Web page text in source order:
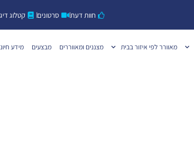
חוות דעת סרטונים קטלוג
מאוורר לפי איזור בבית מצננים ומאווררים מבצעים מידע